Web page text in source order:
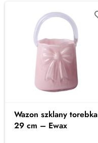
Wazon szklany torebka
29 cm – Ewax